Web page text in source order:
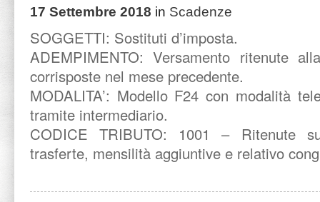
17 Settembre 2018 in Scadenze
SOGGETTI: Sostituti d’imposta.
ADEMPIMENTO: Versamento ritenute
corrisposte nel mese precedente.
MODALITA’: Modello F24 con modalità
tramite intermediario.
CODICE TRIBUTO: 1001 – Ritenute
trasferte, mensilità aggiuntive e relativo